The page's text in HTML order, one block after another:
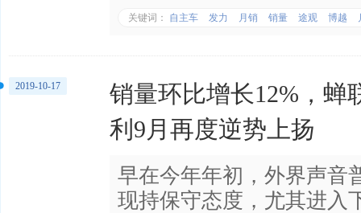
关键词： 自主车 发力 月销 销量 途观 博越
销量环比增长12%，蝉
利9月再度逆势上扬
早在今年年初，外界声音
现持保守态度，尤其进入
2019-10-17